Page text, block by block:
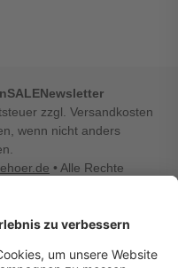
SALENewsletter
zzgl. Versandkosten
wenn nicht anders
• Alle Rechte
Qualität für Ihr Office
Druckerzubehör